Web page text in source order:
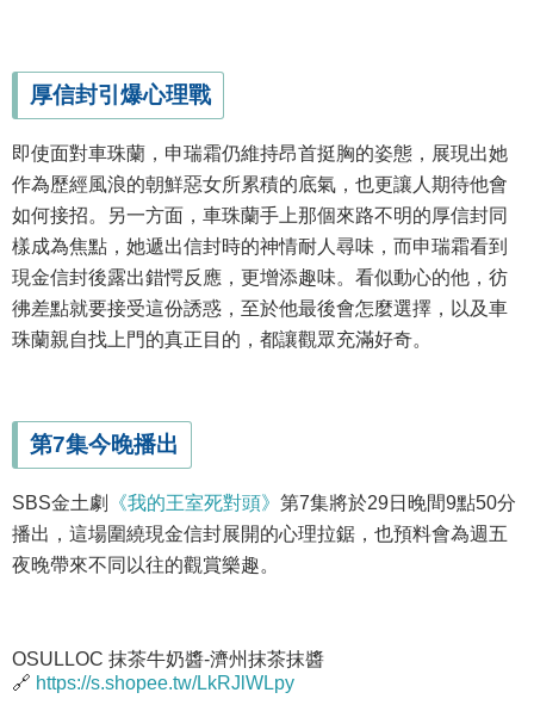
厚信封引爆心理戰
即使面對車珠蘭，申瑞霜仍維持昂首挺胸的姿態，展現出她
作為歷經風浪的朝鮮惡女所累積的底氣，也更讓人期待他會
如何接招。另一方面，車珠蘭手上那個來路不明的厚信封同
樣成為焦點，她遞出信封時的神情耐人尋味，而申瑞霜看到
現金信封後露出錯愕反應，更增添趣味。看似動心的他，彷
彿差點就要接受這份誘惑，至於他最後會怎麼選擇，以及車
珠蘭親自找上門的真正目的，都讓觀眾充滿好奇。
第7集今晚播出
SBS金土劇 《我的王室死對頭》 第7集將於29日晚間9點50分
播出，這場圍繞現金信封展開的心理拉鋸，也預料會為週五
夜晚帶來不同以往的觀賞樂趣。
OSULLOC 抹茶牛奶醬-濟州抹茶抹醬
🔗 https://s.shopee.tw/LkRJlWLpy